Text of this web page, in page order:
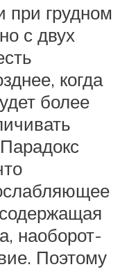
при грудном
с двух
когда
более
наоборот-
Поэтому